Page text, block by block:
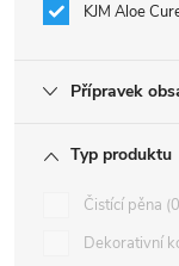
KJM Aloe
Přípravek
Typ produktu
Čistící pěna 0
Dekorativní